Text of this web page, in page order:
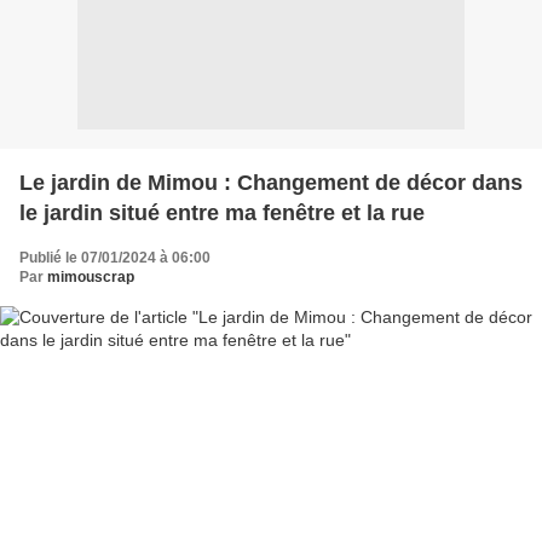
Le jardin de Mimou : Changement de décor dans
le jardin situé entre ma fenêtre et la rue
Publié le 07/01/2024 à 06:00
Par mimouscrap